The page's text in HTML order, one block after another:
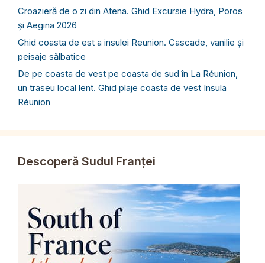
Croazieră de o zi din Atena. Ghid Excursie Hydra, Poros
și Aegina 2026
Ghid coasta de est a insulei Reunion. Cascade, vanilie și
peisaje sălbatice
De pe coasta de vest pe coasta de sud în La Réunion,
un traseu local lent. Ghid plaje coasta de vest Insula
Réunion
Descoperă Sudul Franței